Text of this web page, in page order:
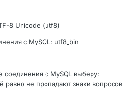
8 Unicode (utf8)
с MySQL: utf8_bin
соединения с MySQL выберу:
равно не пропадают знаки вопросов